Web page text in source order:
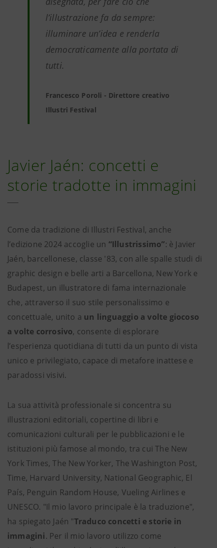
l’illustrazione fa da sempre:
illuminare un’idea e renderla
democraticamente alla portata di
tutti.
Francesco Poroli - Direttore creativo
Illustri Festival
Javier Jaén: concetti e
storie tradotte in immagini
Come da tradizione di Illustri Festival, anche
l’edizione 2024 accoglie un “Illustrissimo”: è Javier
Jaén, barcellonese, classe '83, con alle spalle studi di
graphic design e belle arti a Barcellona, New York e
Budapest, un illustratore di fama internazionale
che, attraverso il suo stile personalissimo e
concettuale, unito a un linguaggio a volte giocoso
a volte corrosivo, consente di esplorare
l’esperienza quotidiana di tutti da un punto di vista
unico e privilegiato, capace di metafore inattese e
paradossi visivi.
La sua attività professionale si concentra su
illustrazioni editoriali, copertine di libri e
comunicazioni culturali per le pubblicazioni e le
istituzioni più famose al mondo, tra cui The New
York Times, The New Yorker, The Washington Post,
Time, Harvard University, National Geographic, El
País, Penguin Random House, Vueling Airlines e
UNESCO. "Il mio lavoro principale è la traduzione",
ha spiegato Jaén "Traduco concetti e storie in
immagini. Per il mio lavoro utilizzo come